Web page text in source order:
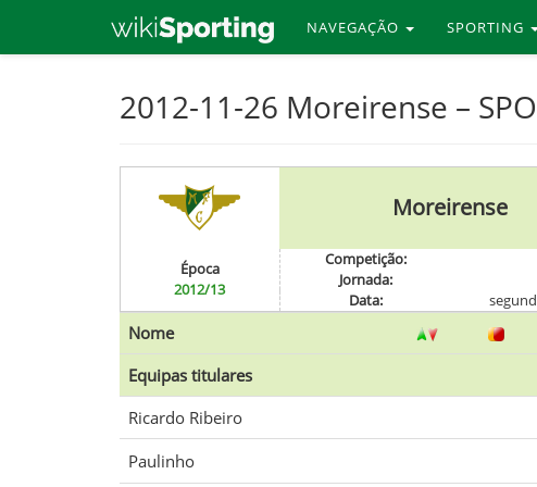
NAVEGAÇÃO SPORTING
2012-11-26 Moreirense –
Moreirense
Época
2012/13
Competição:
Jornada:
Data:
Nome
Equipas titulares
Ricardo Ribeiro
Paulinho